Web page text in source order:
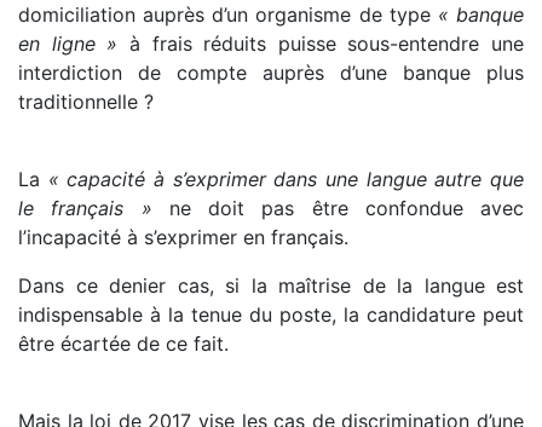
domiciliation auprès d’un organisme de type « banque
en ligne » à frais réduits puisse sous-entendre une
interdiction de compte auprès d’une banque plus
traditionnelle ?
La « capacité à s’exprimer dans une langue autre que
le français » ne doit pas être confondue avec
l’incapacité à s’exprimer en français.
Dans ce denier cas, si la maîtrise de la langue est
indispensable à la tenue du poste, la candidature peut
être écartée de ce fait.
Mais la loi de 2017 vise les cas de discrimination d’une